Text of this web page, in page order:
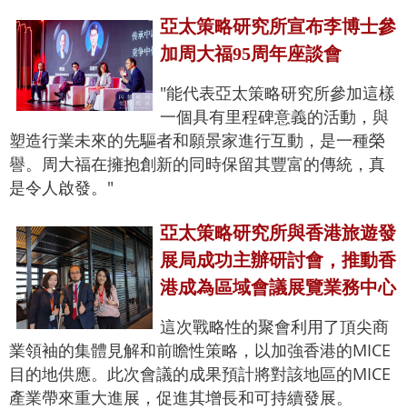
亞太策略研究所宣布李博士參
加周大福95周年座談會
"能代表亞太策略研究所參加這樣
一個具有里程碑意義的活動，與
塑造行業未來的先驅者和願景家進行互動，是一種榮
譽。周大福在擁抱創新的同時保留其豐富的傳統，真
是令人啟發。"
亞太策略研究所與香港旅遊發
展局成功主辦研討會，推動香
港成為區域會議展覽業務中心
這次戰略性的聚會利用了頂尖商
業領袖的集體見解和前瞻性策略，以加強香港的MICE
目的地供應。此次會議的成果預計將對該地區的MICE
產業帶來重大進展，促進其增長和可持續發展。